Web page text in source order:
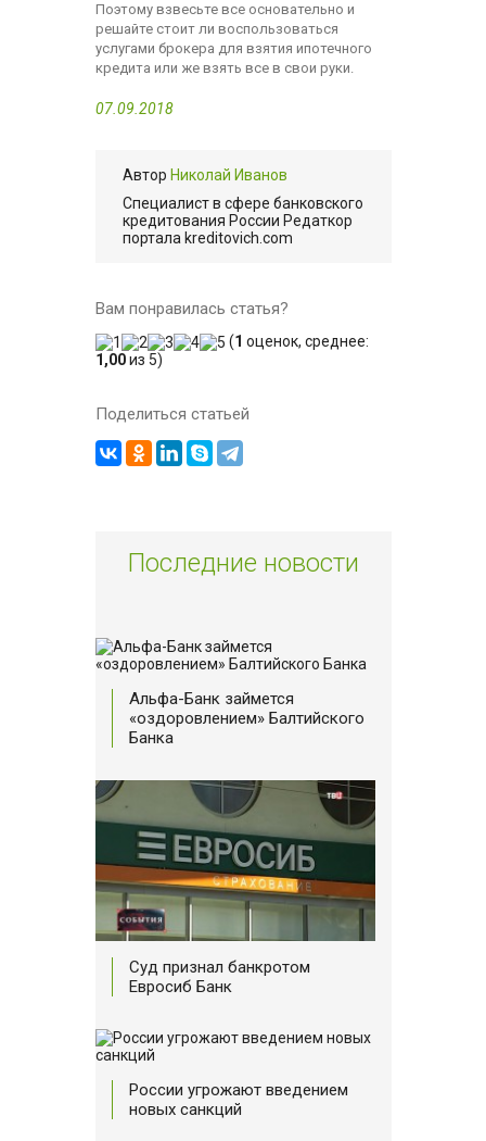
Поэтому взвесьте все основательно и
решайте стоит ли воспользоваться
услугами брокера для взятия ипотечного
кредита или же взять все в свои руки.
07.09.2018
Автор Николай Иванов
Cпециалист в сфере банковского
кредитования России Редаткор
портала kreditovich.com
Вам понравилась статья?
(1 оценок, среднее:
1,00из 5)
Поделиться статьей
Последние новости
Альфа-Банк займется
«оздоровлением» Балтийского
Банка
Суд признал банкротом
Евросиб Банк
России угрожают введением
новых санкций